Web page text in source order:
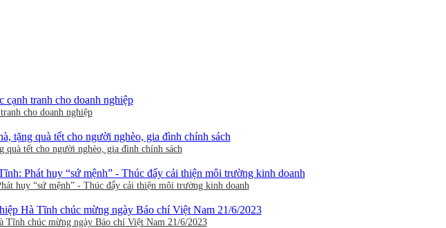
cho doanh nghiệp
tết cho người nghèo, gia đình chính sách
huy “sứ mệnh” - Thúc đẩy cải thiện môi trường kinh doanh
chúc mừng ngày Báo chí Việt Nam 21/6/2023